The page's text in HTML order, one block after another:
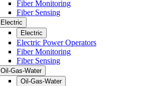
Fiber Monitoring
Fiber Sensing
Electric
Electric
Electric Power Operators
Fiber Monitoring
Fiber Sensing
Oil-Gas-Water
Oil-Gas-Water